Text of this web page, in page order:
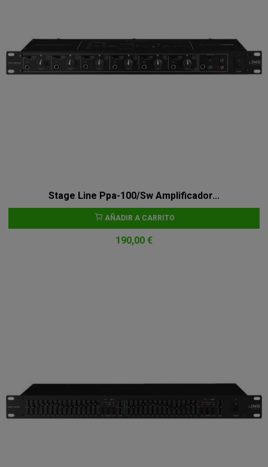
Stage Line Ppa-100/Sw Amplificador...
AÑADIR A CARRITO
190,00 €